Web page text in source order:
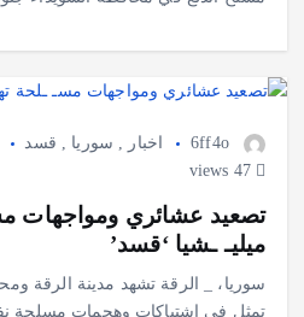
6ff4o اخبار , سوريا , قسد
تصعيد عشائري ومواجهات
ميليـ ـشيا ‘قسد’
سوريا، _ الرقة تشهد مدينة الرقة
تمثل في اشتباكات وهجمات مسلحة